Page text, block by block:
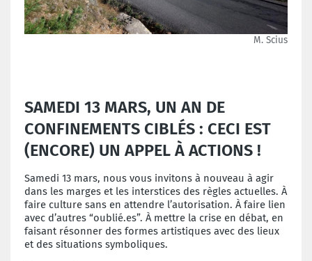
M. Scius
SAMEDI 13 MARS, UN AN DE
CONFINEMENTS CIBLÉS : CECI EST
(ENCORE) UN APPEL À ACTIONS !
Samedi 13 mars, nous vous invitons à nouveau à agir
dans les marges et les interstices des règles actuelles. À
faire culture sans en attendre l’autorisation. À faire lien
avec d’autres “oublié.es”. À mettre la crise en débat, en
faisant résonner des formes artistiques avec des lieux
et des situations symboliques.